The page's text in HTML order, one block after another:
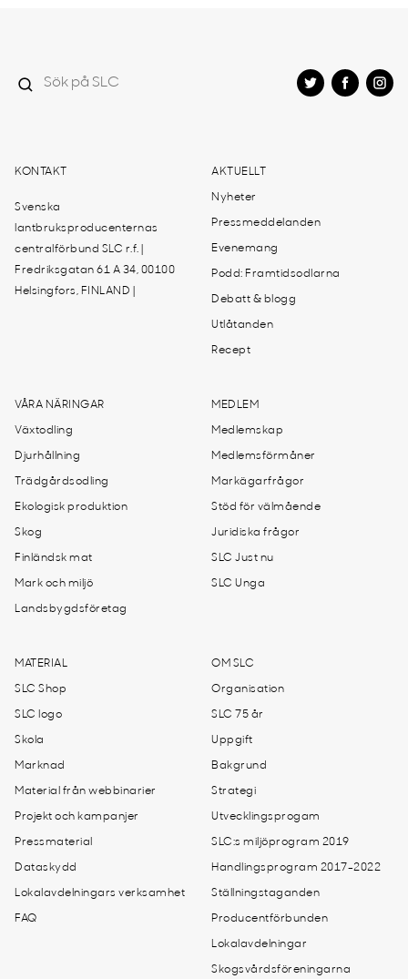
KONTAKT
Svenska
lantbruksproducenternas
centralförbund SLC r.f. |
Fredriksgatan 61 A 34, 00100
Helsingfors, FINLAND |
AKTUELLT
Nyheter
Pressmeddelanden
Evenemang
Podd: Framtidsodlarna
Debatt & blogg
Utlåtanden
Recept
VÅRA NÄRINGAR
Växtodling
Djurhållning
Trädgårdsodling
Ekologisk produktion
Skog
Finländsk mat
Mark och miljö
Landsbygdsföretag
MEDLEM
Medlemskap
Medlemsförmåner
Markägarfrågor
Stöd för välmående
Juridiska frågor
SLC Just nu
SLC Unga
MATERIAL
SLC Shop
SLC logo
Skola
Marknad
Material från webbinarier
Projekt och kampanjer
Pressmaterial
Dataskydd
Lokalavdelningars verksamhet
FAQ
OM SLC
Organisation
SLC 75 år
Uppgift
Bakgrund
Strategi
Utvecklingsprogam
SLC:s miljöprogram 2019
Handlingsprogram 2017-2022
Ställningstaganden
Producentförbunden
Lokalavdelningar
Skogsvårdsföreningarna